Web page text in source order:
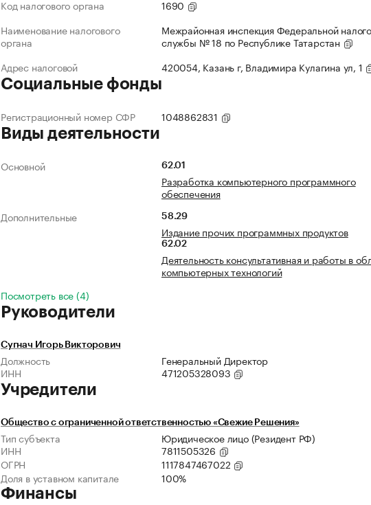
Код налогового органа
1690
Наименование налогового
органа
Межрайонная инспекция Федеральной
службы № 18 по Республике Татарстан
Адрес налоговой
420054, Казань г, Владимира Кулагина ул, 1
Социальные фонды
Регистрационный номер СФР 1048862831
Виды деятельности
Основной 62.01
Разработка компьютерного программного
обеспечения
Дополнительные
58.29
Издание прочих программных продуктов
62.02
Деятельность консультативная и работы в
компьютерных технологий
Посмотреть все (4)
Руководители
Сугнач Игорь Викторович
Должность
Генеральный Директор
ИНН
471205328093
Учредители
Общество с ограниченной ответственностью «Свежие Решения»
Тип субъекта
Юридическое лицо (Резидент РФ)
ИНН
7811505326
ОГРН
1117847467022
Доля в уставном капитале
100%
Финансы